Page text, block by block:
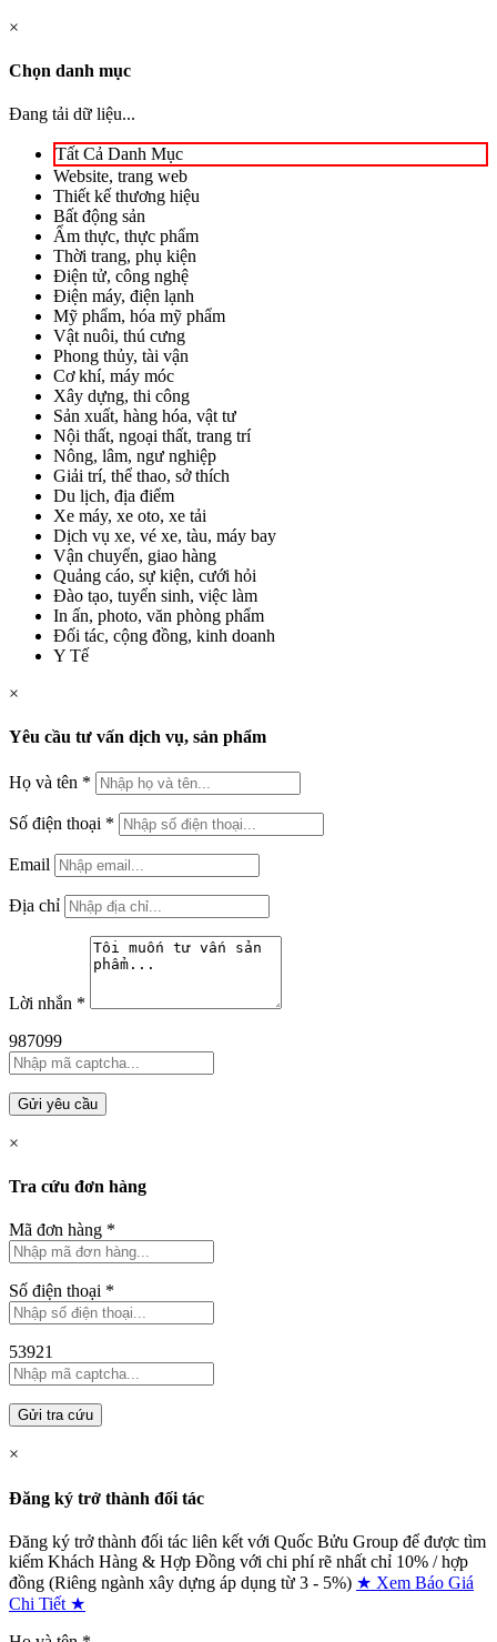
×
Chọn danh mục
Đang tải dữ liệu...
Tất Cả Danh Mục
Website, trang web
Thiết kế thương hiệu
Bất động sản
Ẩm thực, thực phẩm
Thời trang, phụ kiện
Điện tử, công nghệ
Điện máy, điện lạnh
Mỹ phẩm, hóa mỹ phẩm
Vật nuôi, thú cưng
Phong thủy, tài vận
Cơ khí, máy móc
Xây dựng, thi công
Sản xuất, hàng hóa, vật tư
Nội thất, ngoại thất, trang trí
Nông, lâm, ngư nghiệp
Giải trí, thể thao, sở thích
Du lịch, địa điểm
Xe máy, xe oto, xe tải
Dịch vụ xe, vé xe, tàu, máy bay
Vận chuyển, giao hàng
Quảng cáo, sự kiện, cưới hỏi
Đào tạo, tuyển sinh, việc làm
In ấn, photo, văn phòng phẩm
Đối tác, cộng đồng, kinh doanh
Y Tế
×
Yêu cầu tư vấn dịch vụ, sản phẩm
Họ và tên *
Số điện thoại *
Email
Địa chỉ
Lời nhắn *
987099
Gửi yêu cầu
×
Tra cứu đơn hàng
Mã đơn hàng *
Số điện thoại *
53921
Gửi tra cứu
×
Đăng ký trở thành đối tác
Đăng ký trở thành đối tác liên kết với Quốc Bửu Group để được tìm
kiếm Khách Hàng & Hợp Đồng với chi phí rẽ nhất chỉ 10% / hợp
đồng (Riêng ngành xây dựng áp dụng từ 3 - 5%) ★ Xem Báo Giá
Chi Tiết ★